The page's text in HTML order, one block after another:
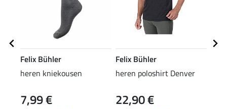
Felix Bühler
heren kniekousen
7,99 €
Felix Bühler
heren poloshirt Denver
22,90 €